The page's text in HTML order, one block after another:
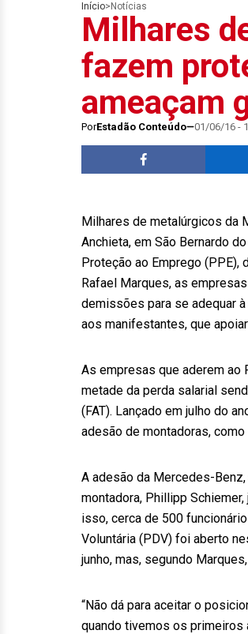
Início> Notícias
Milhares
fazem
ameaçam
PorEstadão Conteúdo 01/06/16 -
Milhares de metalúrgicos da
Anchieta, em São Bernardo
Proteção ao Emprego
Rafael Marques, as
demissões para se adequar
aos manifestantes, que
As empresas que aderem ao
metade da perda salarial
(FAT). Lançado em julho do
adesão de montadoras,
A adesão da Mercedes-
montadora, Phillipp
isso, cerca de 500
Voluntária (PDV) foi aberto
junho, mas, segundo
“Não dá para aceitar o
quando tivemos os primeiros